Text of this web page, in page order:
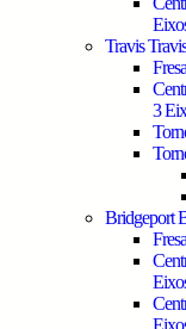
TravisTravis
3
Bridgeport